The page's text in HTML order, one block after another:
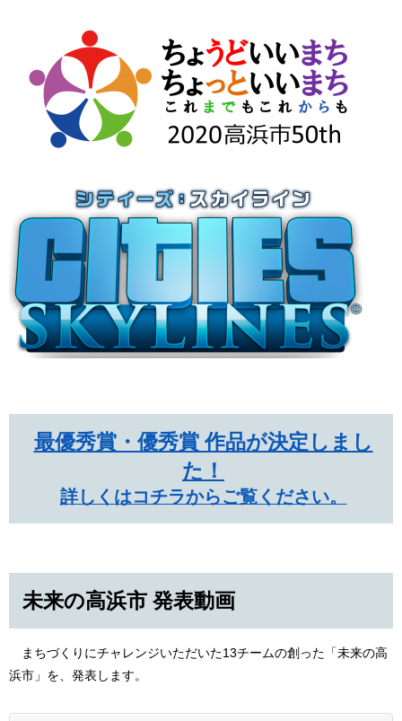
最優秀賞・優秀賞 作品が決定しまし
た！
詳しくはコチラからご覧ください。
未来の高浜市 発表動画
まちづくりにチャレンジいただいた13チームの創った「未来の高
浜市」を、発表します。